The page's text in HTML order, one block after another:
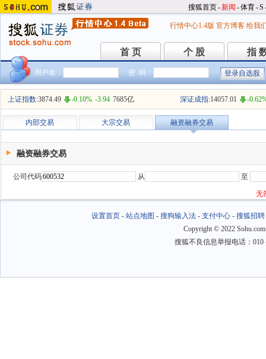
搜狐首页-新闻 -体育-S
行情中心1.4版 官方博客 给我
首 页
首 页 个 股
个 股 指
指
用户名： 密 码：
上证指数:3874.49 -0.10% -3.94 7685亿 深证成指:14057.01 -
内部交易 大宗交易 融资融券交易
融资融券交易
公司代码 从 至
无
设置首页 -站点地图 -搜狗输入法 -支付中心 -搜狐招聘
Copyright © 2022
搜狐不良信息举报电话：010